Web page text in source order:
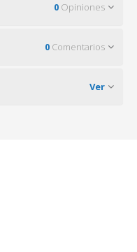
0 Opiniones
0 Comentarios
Ver